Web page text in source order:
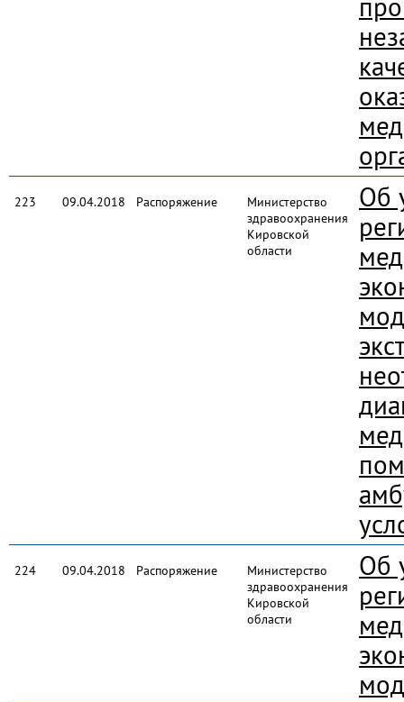
223 09.04.2018 Распоряжение
Министерство
здравоохранения
Кировской
области
Об
224 09.04.2018 Распоряжение
Министерство
здравоохранения
Кировской
области
Об